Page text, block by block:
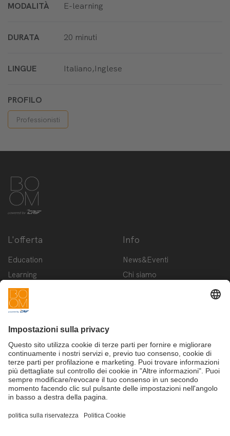
MODALITÀ E-learning
DURATA 20 minuti
LINGUE Italiano,Inglese
PROFILO
Professionisti
L'offerta
Education
Learning
Innovation
Startup
Info
News&Eventi
Chi siamo
Iscriviti alla newsletter BOOM